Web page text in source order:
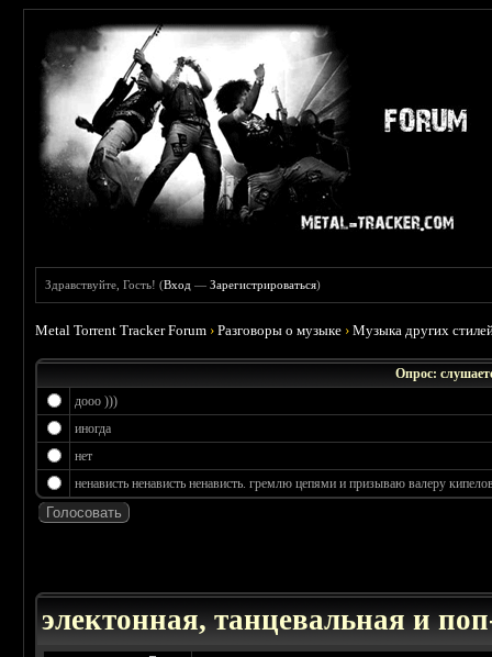
Здравствуйте, Гость! (Вход —Зарегистрироваться)
Metal Torrent Tracker Forum ›Разговоры о музыке ›Музыка других
Опрос:
дооо )))
иногда
нет
ненависть ненависть ненависть. гремлю цепями и призываю валеру
электонная, танцевальная и